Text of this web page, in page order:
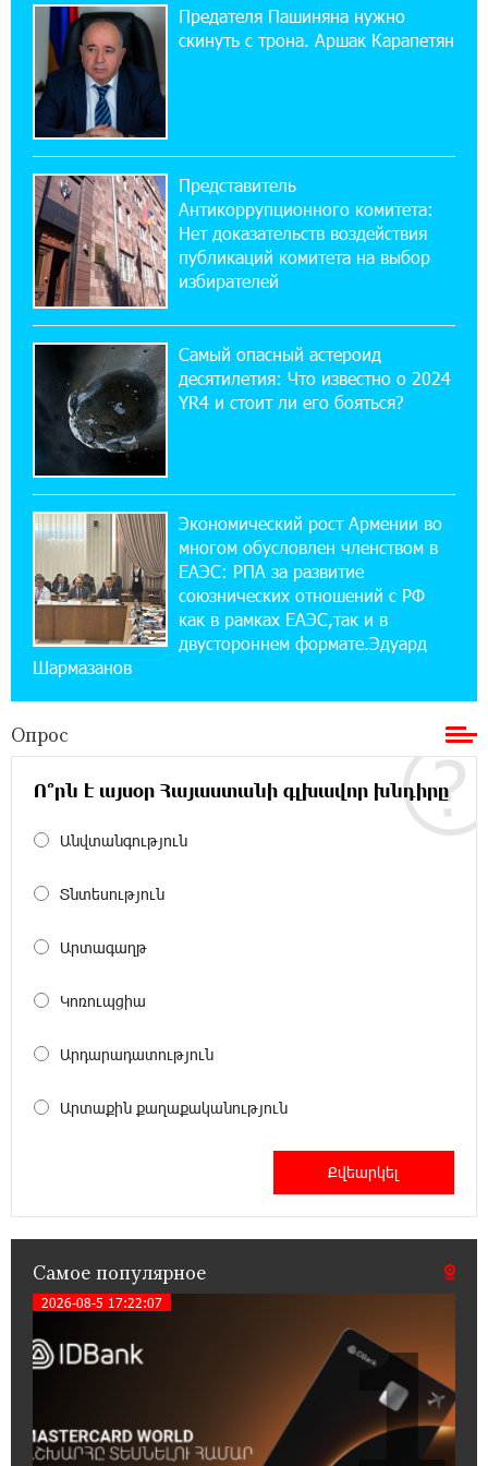
11:21:15 31-07-2026
ЕАЭС со временем будет расширяться. Когда-
нибудь это поймёт и рядовой армянин, но
будет уже поздно
11:03:52 31-07-2026
армян против Эрдогана, то что для него
значит сам Геноцид?
17:16:14 30-07-2026
ВТБ (Армения): вклад «Стабильный» — до
10% годовых и оформление в мобильном
17:03:49 30-07-2026
Платформа Rate.Trading на Seaside Startup
Summit: IDBank представил инновационное
14:44:13 29-07-2026
Состоялось открытие Khachaturian Rooftop
при поддержке IDBank
18:38:18 28-07-2026
Пашинян ты упустил свой шанс уйти
спокойно. Аршак Карапетян
Обновленный Центр продаж и обслуживания
Ucom открылся по адресу ул. Шаумяна, 24/2
в Арарате
Никогда Нагорный Карабах не был в составе
независимого Азербайджана. Аршак
содействовать освобождению армянских заключенных,
Против кого вооружается Азербайджан?
При поддержке Ucom в спортивной школе
Вайка установлена солнечная
электростанция мощностью 15 кВт
Новые финансовые навыки на «Давидбекских
Предателя Пашиняна нужно
скинуть с трона. Аршак Карапетян
Представитель
Антикоррупционного комитета:
Нет доказательств воздействия
публикаций комитета на выбор
избирателей
Самый опасный астероид
десятилетия: Что известно о 2024
YR4 и стоит ли его бояться?
Экономический рост Армении во
многом обусловлен членством в
ЕАЭС: РПА за развитие
союзнических отношений с РФ
как в рамках ЕАЭС,так и в
двустороннем формате.Эдуард
Шармазанов
Опрос
Ո՞րն է այսօր Հայաստանի գլխավոր խնդիրը
Անվտանգություն
Տնտեսություն
Արտագաղթ
Կոռուպցիա
Արդարադատություն
Արտաքին քաղաքականություն
Самое популярное
2026-08-5 17:22:07
1